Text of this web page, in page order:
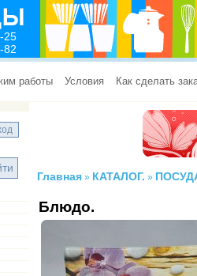
25
82
работы Условия Как сделать
Главная » КАТАЛОГ. »
Блюдо.